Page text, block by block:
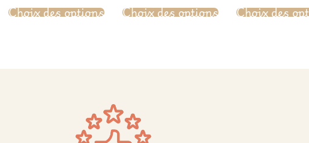
Choix des options Choix des options Choix des